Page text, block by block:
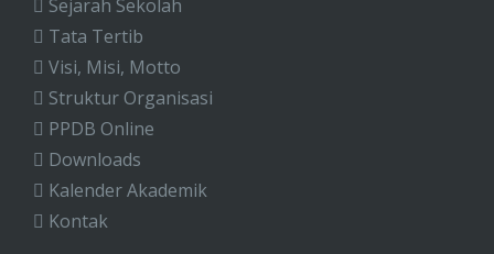
Sejarah Sekolah
Tata Tertib
Visi, Misi, Motto
Struktur Organisasi
PPDB Online
Downloads
Kalender Akademik
Kontak